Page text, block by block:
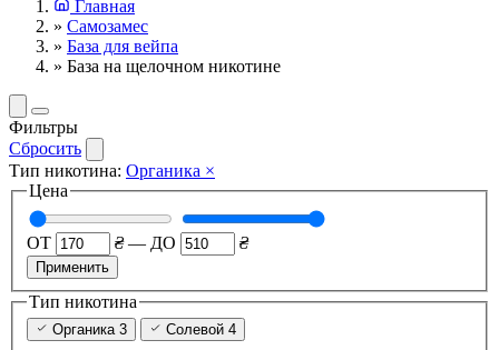
Главная
» Самозамес
» База для вейпа
» База на щелочном никотине
Фильтры
Сбросить
Тип никотина: Органика ×
Цена
ОТ ₴ — ДО ₴
Применить
Тип никотина
Органика 3 Солевой 4